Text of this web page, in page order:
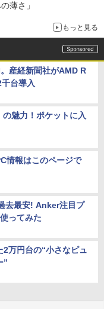
薄さ」
もっと見る
産経新聞社がAMD R
台導入
魅力！ポケットに入
情報はこのページで
去最安! Anker注目プ
ってみた
万円台の“小さなピュ
”